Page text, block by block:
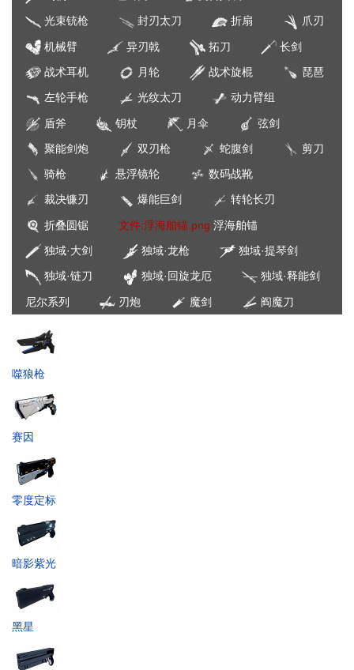
光束铳枪 封刃太刀 折扇 爪刃
机械臂 异刃戟 拓刀 长剑
战术耳机 月轮 战术旋棍 琵琶
左轮手枪 光纹太刀 动力臂组
盾斧 钥杖 月伞 弦剑
聚能剑炮 双刃枪 蛇腹剑 剪刀
骑枪 悬浮镜轮 数码战靴
裁决镰刃 爆能巨剑 转轮长刃
折叠圆锯 文件:浮海舶锚.png 浮海舶锚
独域·大剑 独域·龙枪 独域·提琴剑
独域·链刀 独域·回旋龙厄 独域·释能剑
尼尔系列 刃炮 魔剑 阎魔刀
噬狼枪
赛因
零度定标
暗影紫光
黑星